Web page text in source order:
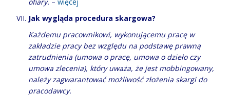
Jak wygląda procedura skargowa?
Każdemu pracownikowi, wykonującemu pracę w
zakładzie pracy bez względu na podstawę prawną
zatrudnienia (umowa o pracę, umowa o dzieło czy
umowa zlecenia), który uważa, że jest mobbingowany,
należy zagwarantować możliwość złożenia skargi do
pracodawcy.